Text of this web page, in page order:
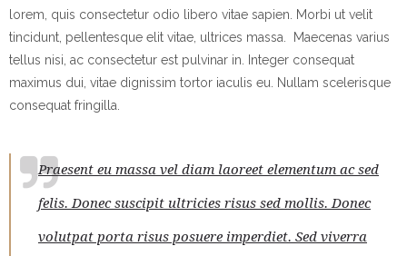
lorem, quis consectetur odio libero vitae sapien. Morbi ut velit
tincidunt, pellentesque elit vitae, ultrices massa. Maecenas varius
tellus nisi, ac consectetur est pulvinar in. Integer consequat
maximus dui, vitae dignissim tortor iaculis eu. Nullam scelerisque
consequat fringilla.
Praesent eu massa vel diam laoreet elementum ac sed
felis. Donec suscipit ultricies risus sed mollis. Donec
volutpat porta risus posuere imperdiet. Sed viverra